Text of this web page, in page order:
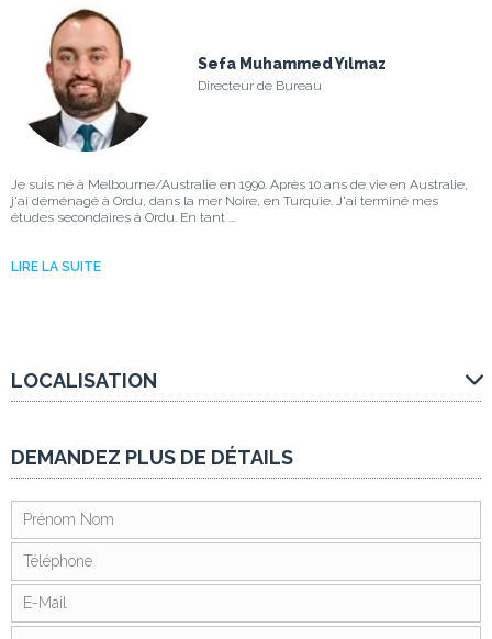
Sefa Muhammed Yılmaz
Directeur de Bureau
Je suis né à Melbourne/Australie en 1990. Après 10 ans de vie en Australie,
j'ai déménagé à Ordu, dans la mer Noire, en Turquie. J'ai terminé mes
études secondaires à Ordu. En tant ...
LIRE LA SUITE
LOCALISATION
DEMANDEZ PLUS DE DÉTAILS